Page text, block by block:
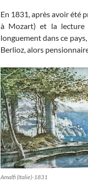
En 1831, après avoir été
à Mozart) et la lecture
longuement dans ce
Berlioz, alors
Amalfi (Italie)-1831